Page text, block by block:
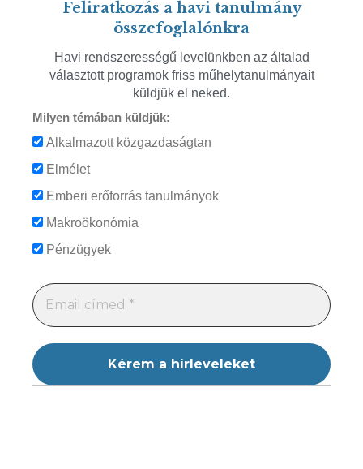
Feliratkozás a havi tanulmány
összefoglalónkra
Havi rendszerességű levelünkben az általad
választott programok friss műhelytanulmányait
küldjük el neked.
Milyen témában küldjük:
Alkalmazott közgazdaságtan
Elmélet
Emberi erőforrás tanulmányok
Makroökonómia
Pénzügyek